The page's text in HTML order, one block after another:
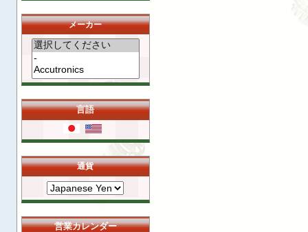
メーカー
言語
通貨
営業カレンダー